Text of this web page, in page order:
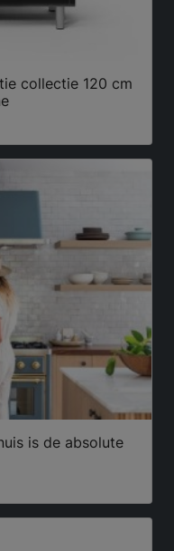
collectie 120 cm
is de absolute